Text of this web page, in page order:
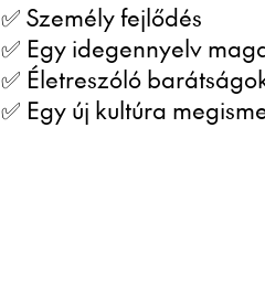
✅ Személy fejlődés
✅ Egy idegennyelv
✅ Életreszóló
✅ Egy új kultúra